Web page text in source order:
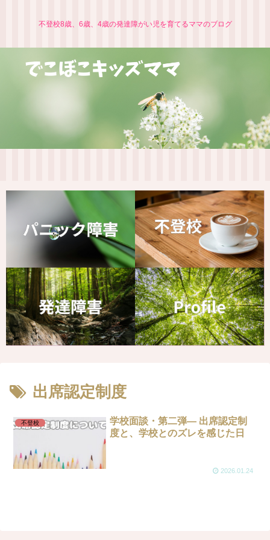
不登校8歳、6歳、4歳の発達障がい児を育てるママのブログ
出席認定制度
不登校
学校面談・第二弾― 出席認定制
度と、学校とのズレを感じた日
2026.01.24